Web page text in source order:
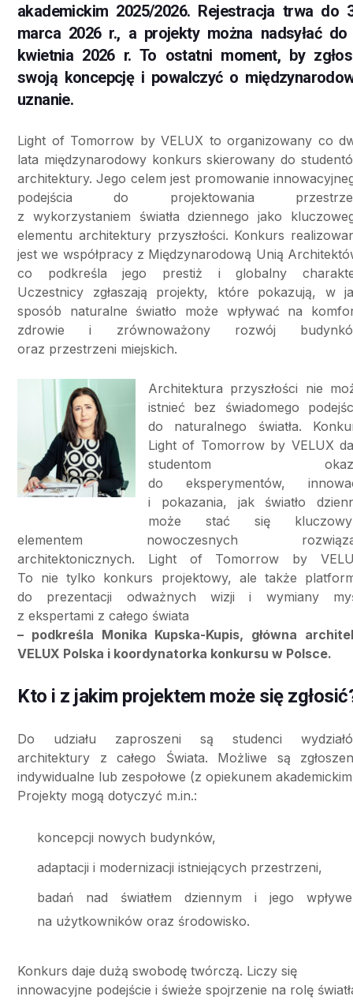
akademickim 2025/2026. Rejestracja trwa do
marca 2026 r., a projekty można nadsyłać do
kwietnia 2026 r. To ostatni moment, by
swoją koncepcję i powalczyć o
uznanie.
Light of Tomorrow by VELUX to organizowany co
lata międzynarodowy konkurs skierowany do
architektury. Jego celem jest promowanie
podejścia do projektowania
z wykorzystaniem światła dziennego jako
elementu architektury przyszłości. Konkurs
jest we współpracy z Międzynarodową Unią
co podkreśla jego prestiż i globalny
Uczestnicy zgłaszają projekty, które pokazują, w
sposób naturalne światło może wpływać na
zdrowie i zrównoważony rozwój
oraz przestrzeni miejskich.
Architektura przyszłości nie
istnieć bez świadomego
do naturalnego światła.
Light of Tomorrow by VELUX
studentom
do eksperymentów,
i pokazania, jak światło
może stać się
elementem nowoczesnych
architektonicznych. Light of Tomorrow by
To nie tylko konkurs projektowy, ale także
do prezentacji odważnych wizji i wymiany
z ekspertami z całego świata
– podkreśla Monika Kupska-Kupis, główna
VELUX Polska i koordynatorka konkursu w Polsce.
Kto i z jakim projektem może się
Do udziału zaproszeni są studenci
architektury z całego Świata. Możliwe są
indywidualne lub zespołowe (z opiekunem
Projekty mogą dotyczyć m.in.:
koncepcji nowych budynków,
adaptacji i modernizacji istniejących przestrzeni,
badań nad światłem dziennym i jego
na użytkowników oraz środowisko.
Konkurs daje dużą swobodę twórczą. Liczy się
innowacyjne podejście i świeże spojrzenie na rolę